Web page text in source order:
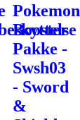
Pokemon
Booster
Pakke -
Swsh03
- Sword
&